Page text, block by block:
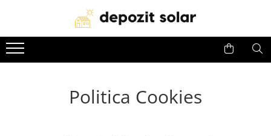
Panouri Fotovoltaice
Panouri solare Canadian Solar
Panouri solare Jolywood
Invertoare
Invertoare Solis
Invertoare Huawei
Acumulatori
Baterii Huawei
Politica Cookies